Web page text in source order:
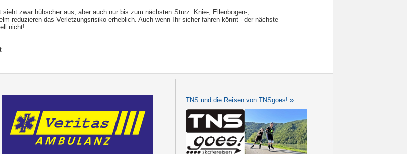
zwar hübscher aus, aber auch nur bis zum nächsten Sturz. Knie-, Ellenbogen-,
reduzieren das Verletzungsrisiko erheblich. Auch wenn Ihr sicher fahren könnt - der nächste
nicht!
TNS und die Reisen von TNSgoes! »